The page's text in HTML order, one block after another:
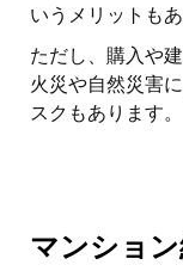
いうメリットもあ
ただし、購入や
火災や自然災害
スクもあります。
マンショ